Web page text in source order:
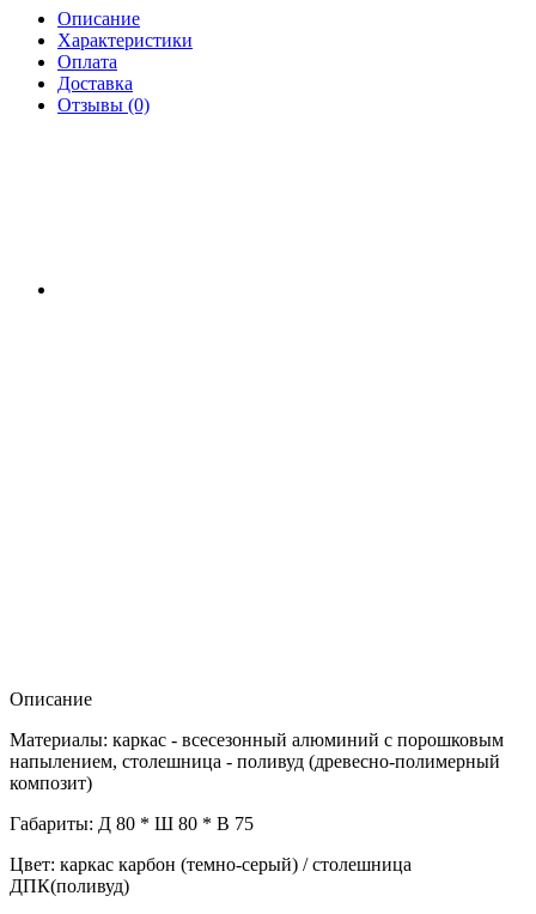
Описание
Характеристики
Оплата
Доставка
Отзывы (0)
Описание
Материалы: каркас - всесезонный алюминий с порошковым
напылением, столешница - поливуд (древесно-полимерный
композит)
Габариты: Д 80 * Ш 80 * В 75
Цвет: каркас карбон (темно-серый) / столешница
ДПК(поливуд)